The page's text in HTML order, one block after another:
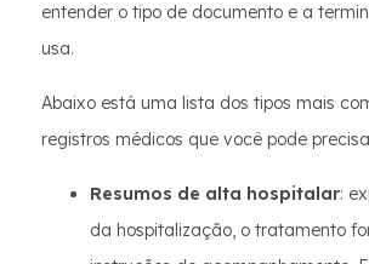
entender o tipo de documento e a
usa.
Abaixo está uma lista dos tipos mais
registros médicos que você pode
Resumos de alta hospitalar:
da hospitalização, o tratamento